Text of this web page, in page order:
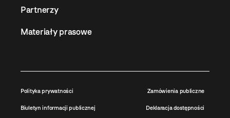
Partnerzy
Materiały prasowe
Polityka prywatności Zamówienia publiczne
Biuletyn informacji publicznej Deklaracja dostępności